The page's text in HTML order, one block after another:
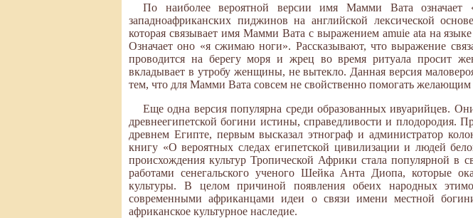
По наиболее вероятной версии имя Мамми Вата
западноафриканских пиджинов на английской лексической
которая связывает имя Мамми Вата с выражением amuie ata на
Означает оно «я сжимаю ноги». Рассказывают, что выражение
проводится на берегу моря и жрец во время ритуала просит
вкладывает в утробу женщины, не вытекло. Данная версия
тем, что для Мамми Вата совсем не свойственно помогать желающим
Еще одна версия популярна среди образованных ивуарийцев.
древнеегипетской богини истины, справедливости и плодородия.
древнем Египте, первым высказал этнограф и администратор
книгу «О вероятных следах египетской цивилизации и людей
происхождения культур Тропической Африки стала популярной в
работами сенегальского ученого Шейка Анта Диопа, которые
культуры. В целом причиной появления обеих народных
современными африканцами идеи о связи имени местной
африканское культурное наследие.